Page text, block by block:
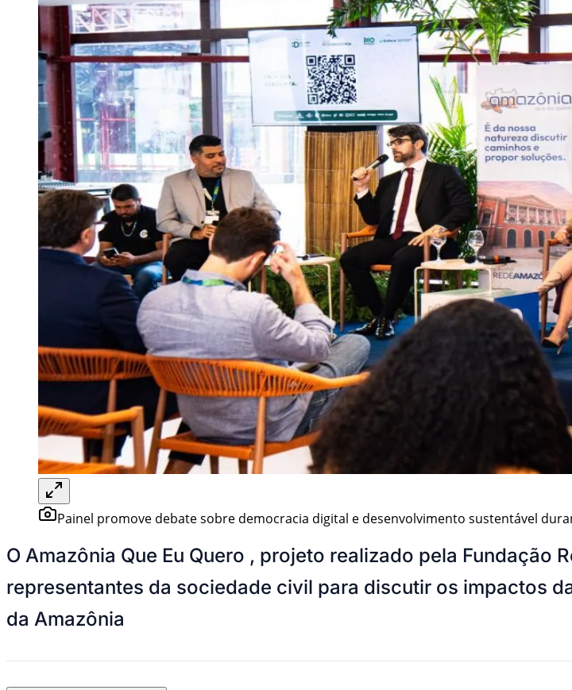
Painel promove debate sobre democracia digital e desenvolvimento sustentável
O Amazônia Que Eu Quero , projeto realizado pela Fundação
representantes da sociedade civil para discutir os impactos
da Amazônia